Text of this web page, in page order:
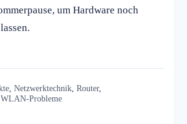
um Hardware noch
Netzwerktechnik Router,
WLAN-Probleme